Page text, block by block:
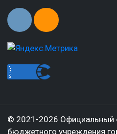
© 2021-2026 Официальный
бюджетного учреждения